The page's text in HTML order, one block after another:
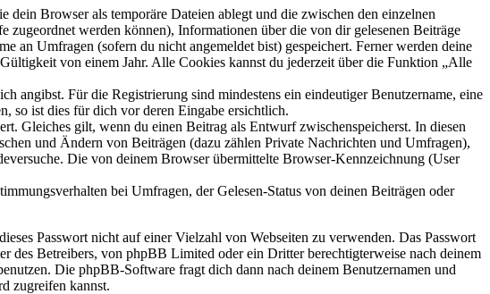
Browser als temporäre Dateien ablegt und die zwischen den einzelnen
werden können), Informationen über die von dir gelesenen Beiträge
an Umfragen (sofern du nicht angemeldet bist) gespeichert. Ferner werden deine
von einem Jahr. Alle Cookies kannst du jederzeit über die Funktion „Alle
angibst. Für die Registrierung sind mindestens ein eindeutiger Benutzername, eine
so ist dies für dich vor deren Eingabe ersichtlich.
Gleiches gilt, wenn du einen Beitrag als Entwurf zwischenspeicherst. In diesen
und Ändern von Beiträgen (dazu zählen Private Nachrichten und Umfragen),
Die von deinem Browser übermittelte Browser-Kennzeichnung (User
bei Umfragen, der Gelesen-Status von deinen Beiträgen oder
Passwort nicht auf einer Vielzahl von Webseiten zu verwenden. Das Passwort
des Betreibers, von phpBB Limited oder ein Dritter berechtigterweise nach deinem
Die phpBB-Software fragt dich dann nach deinem Benutzernamen und
zugreifen kannst.